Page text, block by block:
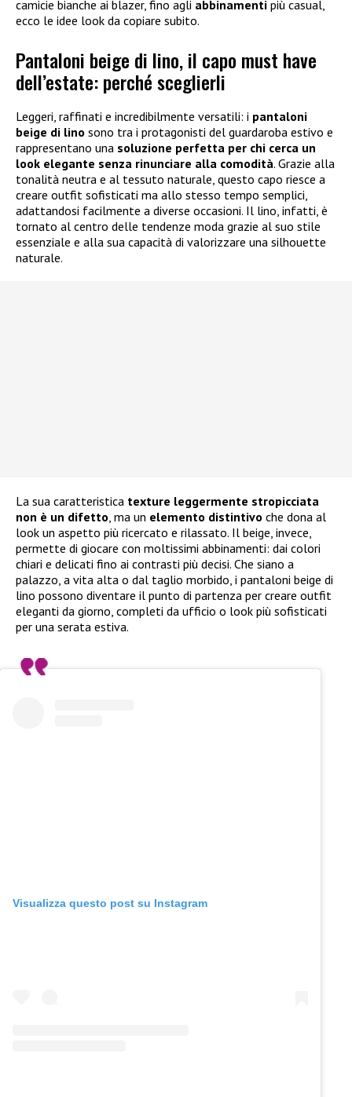
camicie bianche ai blazer, fino agli abbinamenti più casual,
ecco le idee look da copiare subito.
Pantaloni beige di lino, il capo must have
dell’estate: perché sceglierli
Leggeri, raffinati e incredibilmente versatili: i pantaloni
beige di lino sono tra i protagonisti del guardaroba estivo e
rappresentano una soluzione perfetta per chi cerca un
look elegante senza rinunciare alla comodità. Grazie alla
tonalità neutra e al tessuto naturale, questo capo riesce a
creare outfit sofisticati ma allo stesso tempo semplici,
adattandosi facilmente a diverse occasioni. Il lino, infatti, è
tornato al centro delle tendenze moda grazie al suo stile
essenziale e alla sua capacità di valorizzare una silhouette
naturale.
La sua caratteristica texture leggermente stropicciata
non è un difetto, ma un elemento distintivo che dona al
look un aspetto più ricercato e rilassato. Il beige, invece,
permette di giocare con moltissimi abbinamenti: dai colori
chiari e delicati fino ai contrasti più decisi. Che siano a
palazzo, a vita alta o dal taglio morbido, i pantaloni beige di
lino possono diventare il punto di partenza per creare outfit
eleganti da giorno, completi da ufficio o look più sofisticati
per una serata estiva.
Visualizza questo post su Instagram